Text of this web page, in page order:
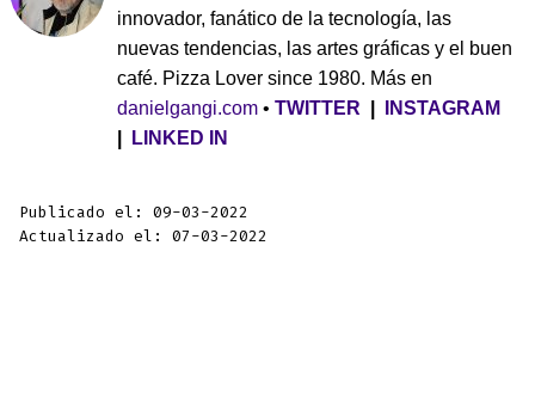
innovador, fanático de la tecnología, las
nuevas tendencias, las artes gráficas y el buen
café. Pizza Lover since 1980. Más en
danielgangi.com • TWITTER
INSTAGRAM
LINKED IN
Publicado el: 09-03-2022
Actualizado el: 07-03-2022